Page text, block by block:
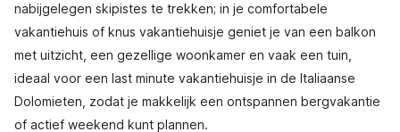
nabijgelegen skipistes te trekken; in je comfortabele
vakantiehuis of knus vakantiehuisje geniet je van een balkon
met uitzicht, een gezellige woonkamer en vaak een tuin,
ideaal voor een last minute vakantiehuisje in de Italiaanse
Dolomieten, zodat je makkelijk een ontspannen bergvakantie
of actief weekend kunt plannen.